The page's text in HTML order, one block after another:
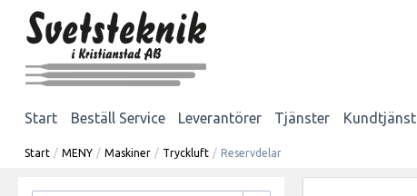
Start Beställ Service Leverantörer Tjänster Kundtjänst
Start / MENY / Maskiner / Tryckluft / Reservdelar